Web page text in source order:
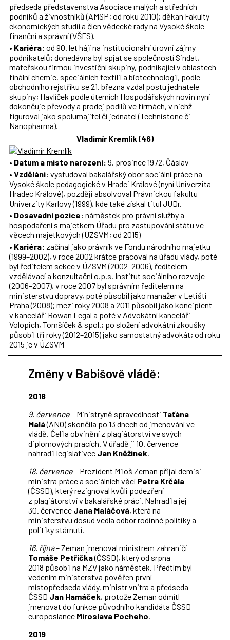
předseda představenstva Asociace malých a středních
podniků a živnostníků (AMSP; od roku 2010); děkan Fakulty
ekonomických studií a člen vědecké rady na Vysoké škole
finanční a správní (VŠFS).
• Kariéra: od 90. let hájí na institucionální úrovní zájmy
podnikatelů; donedávna byl spjat se společností Sindat,
mateřskou firmou investiční skupiny, podnikající v oblastech
finální chemie, speciálních textilií a biotechnologií, podle
obchodního rejstříku se 21. března vzdal postu jednatele
skupiny; Havlíček podle úterních Hospodářských novin nyní
dokončuje převody a prodej podílů ve firmách, v nichž
figuroval jako spolumajitel či jednatel (Technistone či
Nanopharma).
Vladimír Kremlík (46)
• Datum a místo narození: 9. prosince 1972, Čáslav
• Vzdělání: vystudoval bakalářský obor sociální práce na
Vysoké škole pedagogické v Hradci Králové (nyní Univerzita
Hradec Králové), později absolvoval Právnickou fakultu
Univerzity Karlovy (1999), kde také získal titul JUDr.
• Dosavadní pozice: náměstek pro právní služby a
hospodaření s majetkem Úřadu pro zastupování státu ve
věcech majetkových (ÚZSVM; od 2015)
• Kariéra: začínal jako právník ve Fondu národního majetku
(1999–2002), v roce 2002 krátce pracoval na úřadu vlády, poté
byl ředitelem sekce v ÚZSVM (2002–2006), ředitelem
vzdělávací a konzultační o.p.s. Institut sociálního rozvoje
(2006–2007), v roce 2007 byl správním ředitelem na
ministerstvu dopravy, poté působil jako manažer v Letišti
Praha (2008); mezi roky 2008 a 2011 působil jako koncipient
v kanceláři Rowan Legal a poté v Advokátní kanceláři
Volopich, Tomšíček & spol.; po složení advokátní zkoušky
působil tři roky (2012–2015) jako samostatný advokát; od roku
2015 je v ÚZSVM
Změny v Babišově vládě:
2018
9. července– Ministryně spravedlnosti Taťána
Malá(ANO) skončila po 13 dnech od jmenování ve
vládě. Čelila obvinění z plagiátorství ve svých
diplomových pracích. V úřadě ji 10. července
nahradil legislativec Jan Kněžínek.
18. července– Prezident Miloš Zeman přijal demisi
ministra práce a sociálních věcí Petra Krčála
(ČSSD), který rezignoval kvůli podezření
z plagiátorství v bakalářské práci. Nahradila jej
30. července Jana Maláčová, která na
ministerstvu dosud vedla odbor rodinné politiky a
politiky stárnutí.
16. října– Zeman jmenoval ministrem zahraničí
Tomáše Petříčka(ČSSD), který od srpna
2018 působil na MZV jako náměstek. Předtím byl
vedením ministerstva pověřen první
místopředseda vlády, ministr vnitra a předseda
ČSSD Jan Hamáček, protože Zeman odmítl
jmenovat do funkce původního kandidáta ČSSD
europoslance Miroslava Pocheho.
2019